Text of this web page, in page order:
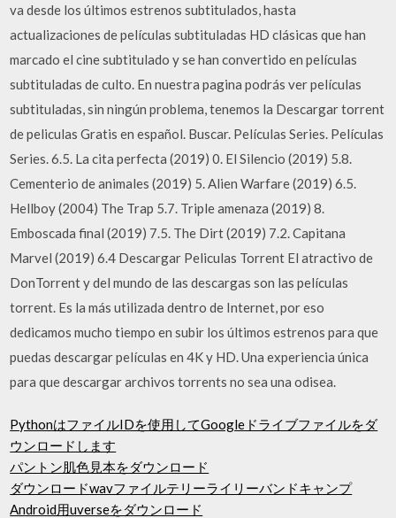
va desde los últimos estrenos subtitulados, hasta
actualizaciones de películas subtituladas HD clásicas que han
marcado el cine subtitulado y se han convertido en películas
subtituladas de culto. En nuestra pagina podrás ver películas
subtituladas, sin ningún problema, tenemos la Descargar torrent
de peliculas Gratis en español. Buscar. Películas Series. Películas
Series. 6.5. La cita perfecta (2019) 0. El Silencio (2019) 5.8.
Cementerio de animales (2019) 5. Alien Warfare (2019) 6.5.
Hellboy (2004) The Trap 5.7. Triple amenaza (2019) 8.
Emboscada final (2019) 7.5. The Dirt (2019) 7.2. Capitana
Marvel (2019) 6.4 Descargar Peliculas Torrent El atractivo de
DonTorrent y del mundo de las descargas son las películas
torrent. Es la más utilizada dentro de Internet, por eso
dedicamos mucho tiempo en subir los últimos estrenos para que
puedas descargar películas en 4K y HD. Una experiencia única
para que descargar archivos torrents no sea una odisea.
PythonはファイルIDを使用してGoogleドライブファイルをダ
ウンロードします
パントン肌色見本をダウンロード
ダウンロードwavファイルテリーライリーバンドキャンプ
Android用uverseをダウンロード